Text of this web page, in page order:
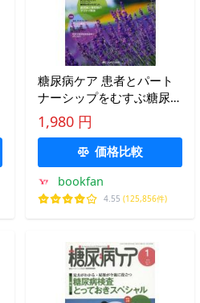
糖尿病ケア 患者とパート
ナーシップをむすぶ糖尿病
療養援助 Vol.11No.6(2014-
6)
1,980 円
価格比較
bookfan
4.55 (125,856件)